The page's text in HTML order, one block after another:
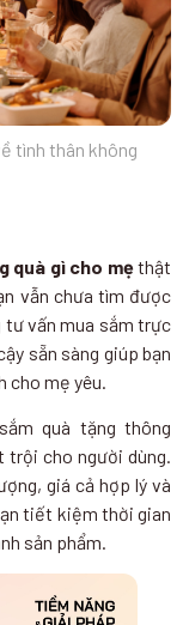
tình thân không
quà gì cho mẹthật
vẫn chưa tìm được
tư vấn mua sắm trực
sẵn sàng giúp bạn
cho mẹ yêu.
quà tặng thông
trội cho người dùng.
giá cả hợp lý và
tiết kiệm thời gian
sản phẩm.